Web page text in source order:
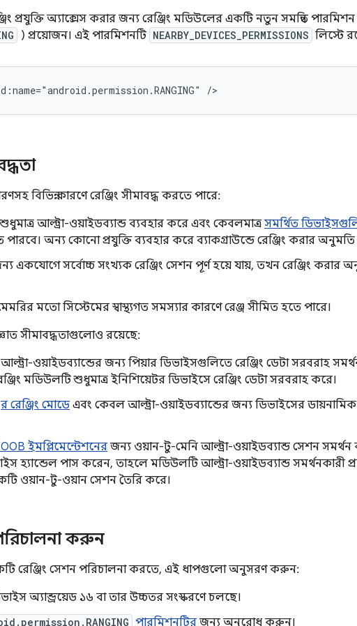
প্রযুক্তি অ্যাক্সেস করার জন্য রেঞ্জিং মডিউলের একটি নতুন সমন্বিত পারমিশন
) প্রয়োজন। এই পারমিশনটি NEARBY_DEVICES_PERMISSIONS লিস্টে
বিভিন্ন কারণে রেঞ্জিং সীমাবদ্ধ করতে পারে:
আল্ট্রা-ওয়াইডব্যান্ড ব্যবহার করে এবং কেবলমাত্র সমর্থিত
পারবে। অন্য কোনো প্রযুক্তি ব্যবহার করে ব্যাকগ্রাউন্ডে রেঞ্জিং করার অনুমতি
একযোগে সর্বোচ্চ সংখ্যক রেঞ্জিং সেশন পূর্ণ হয়ে যায়, তখন রেঞ্জিং করার
মতো সিস্টেমের স্বাস্থ্যগত সমস্যার কারণে রেঞ্জ সীমিত হতে পারে।
সীমাবদ্ধতাগুলোও রয়েছে:
ওয়াইডব্যান্ডের জন্য পিয়ার ডিভাইসগুলিতে রেঞ্জিং ডেটা সরবরাহ
মডিউলটি শুধুমাত্র ইনিশিয়েটর ডিভাইসে রেঞ্জিং ডেটা সরবরাহ করে।
র রেঞ্জিং মোডে এবং কেবল আল্ট্রা-ওয়াইডব্যান্ডের জন্য ডিভাইসের ডায়নামিক
ইমপ্লিমেন্টেশনের জন্য ওয়ান-টু-মেনি আল্ট্রা-ওয়াইডব্যান্ড সেশন সমর্থন
হ্যান্ডেল পাস করেন, তাহলে মডিউলটি আল্ট্রা-ওয়াইডব্যান্ড সমর্থনকারী
ওয়ান-টু-ওয়ান সেশন তৈরি করে।
করুন
রেঞ্জিং সেশন পরিচালনা করতে, এই ধাপগুলো অনুসরণ করুন:
অ্যান্ড্রয়েড ১৬ বা তার উচ্চতর সংস্করণে চলছে।
পারমিশনটির জন্য অনুরোধ করুন।